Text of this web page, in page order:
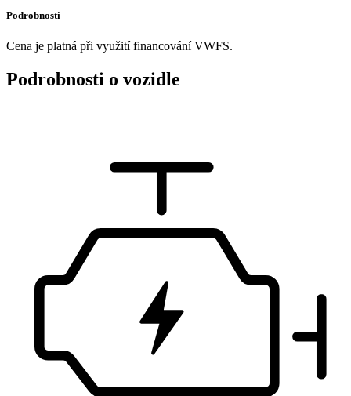
Podrobnosti
Cena je platná při využití financování VWFS.
Podrobnosti o vozidle